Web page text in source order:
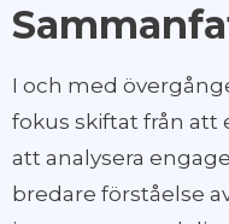
I och med
fokus skiftat från att
att analysera
bredare förståelse